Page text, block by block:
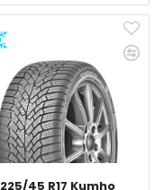
225/45 R17 Kumho